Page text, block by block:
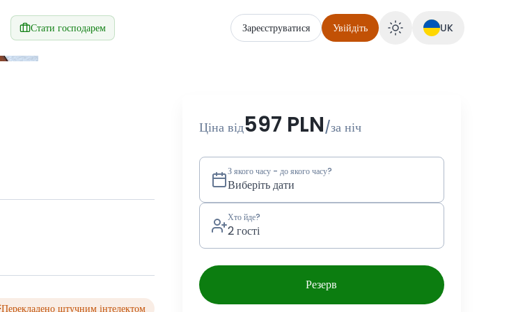
Стати господарем Зареєструватися Увійдіть
UK
Перекладено штучним інтелектом
Ціна від597 PLN/за ніч
З якого часу - до якого часу?
Виберіть дати
Хто йде?
2 гості
Резерв